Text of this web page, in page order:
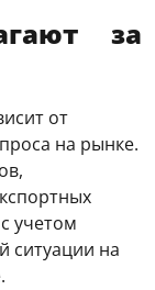
за
от
на рынке.
учетом
ситуации на